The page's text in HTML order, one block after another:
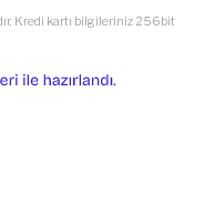
Kredi kartı bilgileriniz 256bit
e-